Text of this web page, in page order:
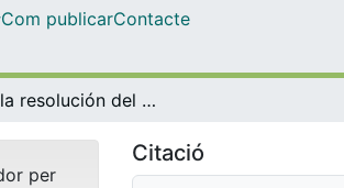
Com publicarContacte
Hacia la resolución del Conflicto Vasco
per
Citació